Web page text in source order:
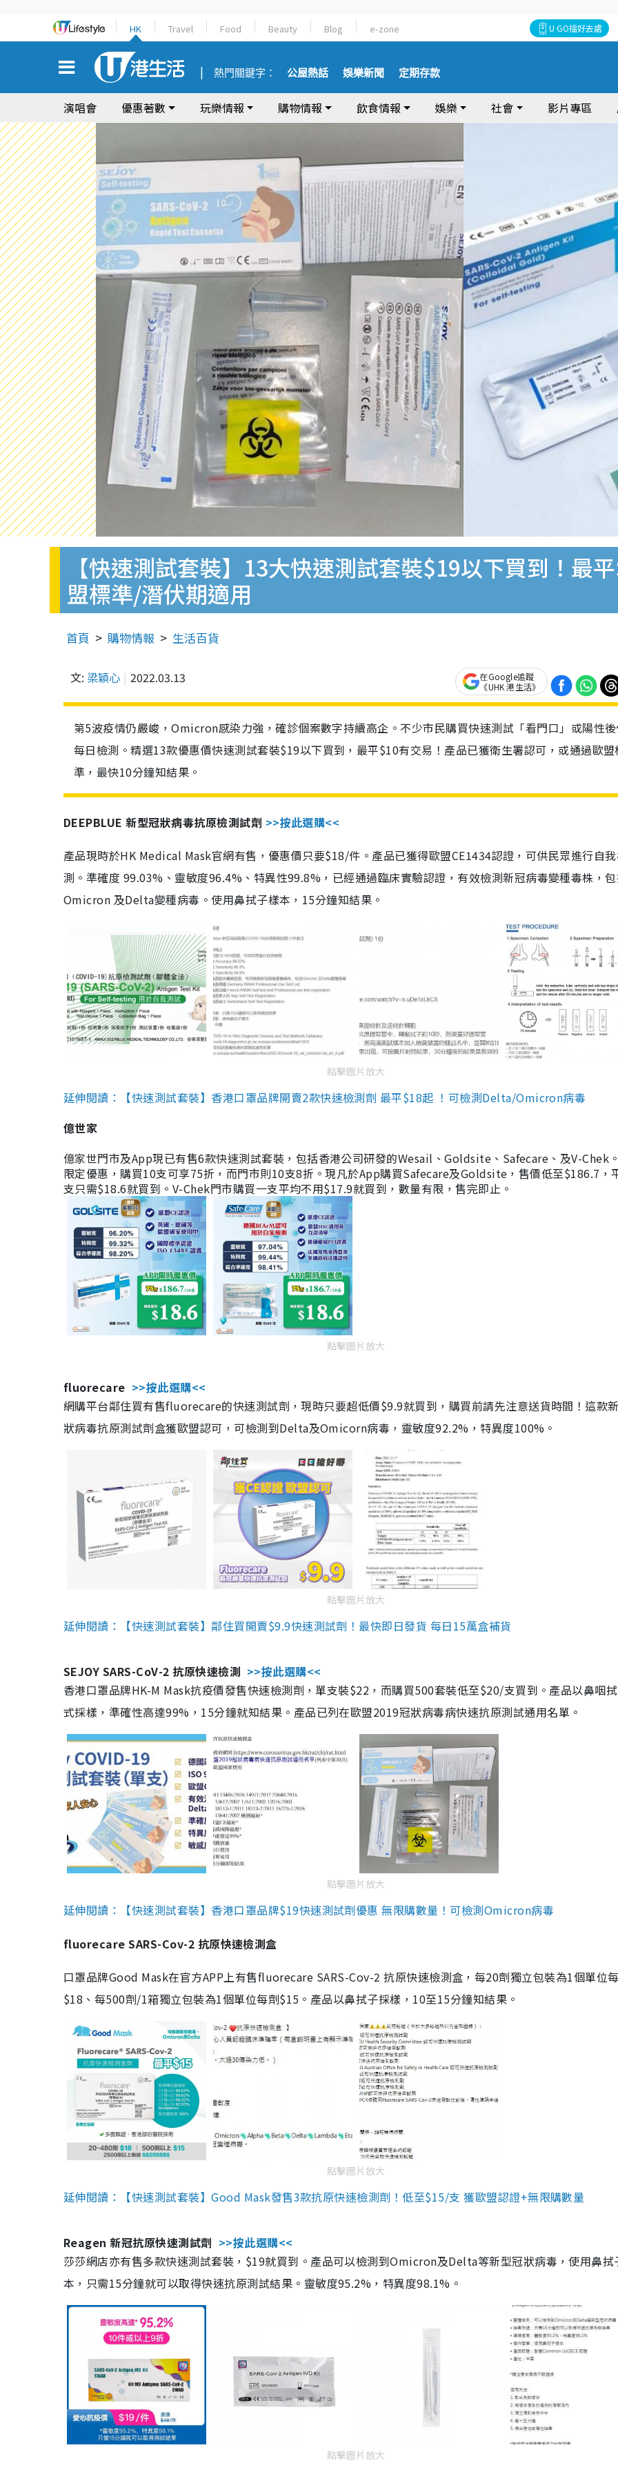
HK Travel Food Beauty Blog e-zone U GO搵好去處
熱門關鍵字： 公屋熱話 娛樂新聞 定期存款
演唱會 優惠著數 玩樂情報 購物情報 飲食情報 娛樂 社會 影片專區
【快速測試套裝】13大快速測試套裝$19以下買到！最
盟標準/潛伏期適用
首頁 購物情報 生活百貨
文: 梁穎心 2022.03.13
在Google追蹤
《UHK 港生活》
第5波疫情仍嚴峻，Omicron感染力強，確診個案數字持續高企。不少市民購買快速測試「看門口」或陽性
每日檢測。精選13款優惠價快速測試套裝$19以下買到，最平$10有交易！產品已獲衛生署認可，或通過歐盟
準，最快10分鐘知結果。
DEEPBLUE 新型冠狀病毒抗原檢測試劑 >>按此選購<<
產品現時於HK Medical Mask官網有售，優惠價只要$18/件。產品已獲得歐盟CE1434認證，可供民眾進行自
測。準確度 99.03%、靈敏度96.4%、特異性99.8%，已經通過臨床實驗認證，有效檢測新冠病毒變種毒株，
Omicron 及Delta變種病毒。使用鼻拭子樣本，15分鐘知結果。
點擊圖片放大
延伸閱讀：【快速測試套裝】香港口罩品牌開賣2款快速檢測劑 最平$18起 ！可檢測Delta/Omicron病毒
億世家
億家世門市及App現已有售6款快速測試套裝，包括香港公司研發的Wesail、Goldsite、Safecare、及V-Chek
限定優惠，購買10支可享75折，而門市則10支8折。現凡於App購買Safecare及Goldsite，售價低至$186.7，
支只需$18.6就買到。V-Chek門市購買一支平均不用$17.9就買到，數量有限，售完即止。
點擊圖片放大
fluorecare >>按此選購<<
網購平台鄰住買有售fluorecare的快速測試劑，現時只要超低價$9.9就買到，購買前請先注意送貨時間！這款
狀病毒抗原測試劑盒獲歐盟認可，可檢測到Delta及Omicorn病毒，靈敏度92.2%，特異度100%。
點擊圖片放大
延伸閱讀：【快速測試套裝】鄰住買開賣$9.9快速測試劑！最快即日發貨 每日15萬盒補貨
SEJOY SARS-CoV-2 抗原快速檢測 >>按此選購<<
香港口罩品牌HK-M Mask抗疫價發售快速檢測劑，單支裝$22，而購買500套裝低至$20/支買到。產品以鼻咽
式採樣，準確性高達99%，15分鐘就知結果。產品已列在歐盟2019冠狀病毒病快速抗原測試通用名單。
點擊圖片放大
延伸閱讀：【快速測試套裝】香港口罩品牌$19快速測試劑優惠 無限購數量！可檢測Omicron病毒
fluorecare SARS-Cov-2 抗原快速檢測盒
口罩品牌Good Mask在官方APP上有售fluorecare SARS-Cov-2 抗原快速檢測盒，每20劑獨立包裝為1個單位
$18、每500劑/1箱獨立包裝為1個單位每劑$15。產品以鼻拭子採樣，10至15分鐘知結果。
點擊圖片放大
延伸閱讀：【快速測試套裝】Good Mask發售3款抗原快速檢測劑！低至$15/支 獲歐盟認證+無限購數量
Reagen 新冠抗原快速測試劑 >>按此選購<<
莎莎網店亦有售多款快速測試套裝，$19就買到。產品可以檢測到Omicron及Delta等新型冠狀病毒，使用鼻拭
本，只需15分鐘就可以取得快速抗原測試結果。靈敏度95.2%，特異度98.1%。
點擊圖片放大